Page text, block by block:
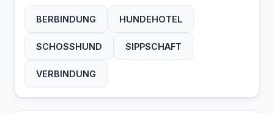
BERBINDUNG HUNDEHOTEL
SCHOSSHUND SIPPSCHAFT
VERBINDUNG